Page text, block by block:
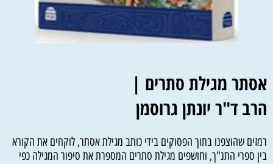
אסתר מגילת סתרים |
הרב ד"ר יונתן גרוסמן
רמזים שהוצפנו בתוך הפסוקים בידי כותב מגילת אסתר, לוקחים את הקורא
בין ספרי התנ"ך, וחושפים מגילת סתרים המספרת את סיפור המגילה כפי